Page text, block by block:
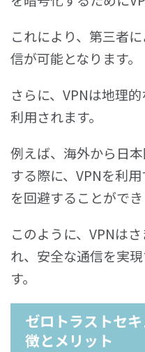
これにより、第三者
信が可能となります。
さらに、VPNは地理
利用されます。
例えば、海外から日
する際に、VPNを利
を回避することができ
このように、VPNは
れ、安全な通信を実
す。
ゼロトラストセ
徴とメリット